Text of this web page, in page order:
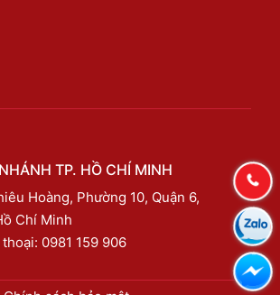
TP. HỒ CHÍ MINH
Hoàng, Phường 10, Quận 6,
Chí Minh
0981 159 906